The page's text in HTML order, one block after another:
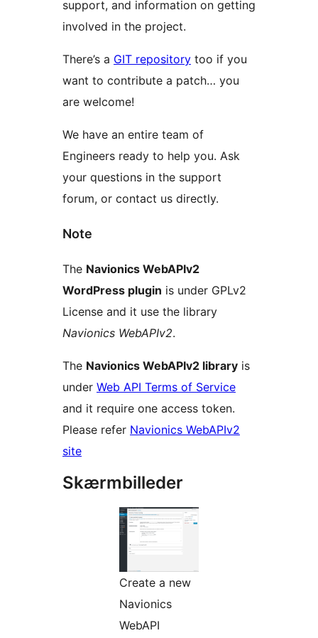
support, and information on getting
involved in the project.
There’s a GIT repository too if you
want to contribute a patch… you
are welcome!
We have an entire team of
Engineers ready to help you. Ask
your questions in the support
forum, or contact us directly.
Note
The Navionics WebAPIv2
WordPress plugin is under GPLv2
License and it use the library
Navionics WebAPIv2.
The Navionics WebAPIv2 library is
under Web API Terms of Service
and it require one access token.
Please refer Navionics WebAPIv2
site
Skærmbilleder
Create a new
Navionics
WebAPI